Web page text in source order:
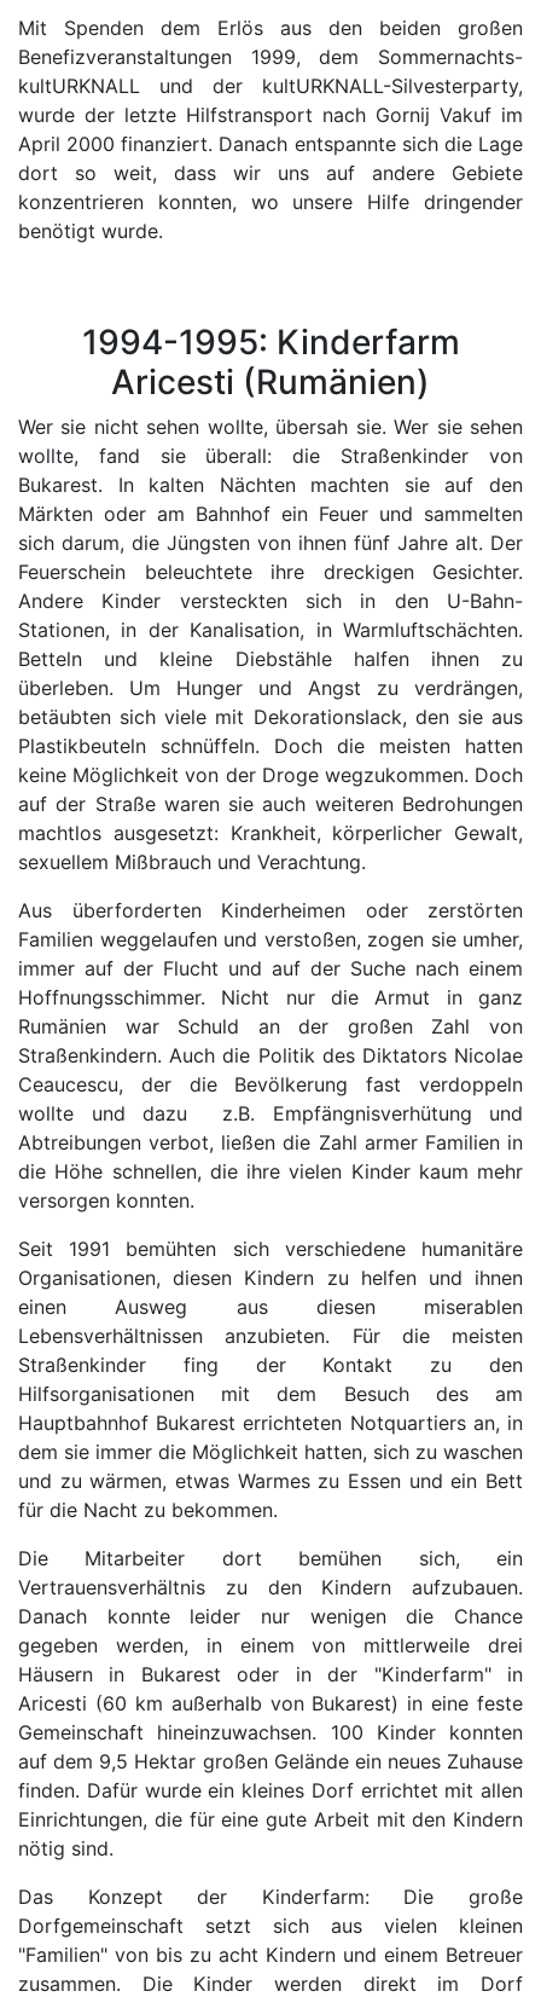
Mit Spenden dem Erlös aus den beiden großen
Benefizveranstaltungen 1999, dem Sommernachts-
kultURKNALL und der kultURKNALL-Silvesterparty,
wurde der letzte Hilfstransport nach Gornij Vakuf im
April 2000 finanziert. Danach entspannte sich die Lage
dort so weit, dass wir uns auf andere Gebiete
konzentrieren konnten, wo unsere Hilfe dringender
benötigt wurde.
1994-1995: Kinderfarm
Aricesti (Rumänien)
Wer sie nicht sehen wollte, übersah sie. Wer sie sehen
wollte, fand sie überall: die Straßenkinder von
Bukarest. In kalten Nächten machten sie auf den
Märkten oder am Bahnhof ein Feuer und sammelten
sich darum, die Jüngsten von ihnen fünf Jahre alt. Der
Feuerschein beleuchtete ihre dreckigen Gesichter.
Andere Kinder versteckten sich in den U-Bahn-
Stationen, in der Kanalisation, in Warmluftschächten.
Betteln und kleine Diebstähle halfen ihnen zu
überleben. Um Hunger und Angst zu verdrängen,
betäubten sich viele mit Dekorationslack, den sie aus
Plastikbeuteln schnüffeln. Doch die meisten hatten
keine Möglichkeit von der Droge wegzukommen. Doch
auf der Straße waren sie auch weiteren Bedrohungen
machtlos ausgesetzt: Krankheit, körperlicher Gewalt,
sexuellem Mißbrauch und Verachtung.
Aus überforderten Kinderheimen oder zerstörten
Familien weggelaufen und verstoßen, zogen sie umher,
immer auf der Flucht und auf der Suche nach einem
Hoffnungsschimmer. Nicht nur die Armut in ganz
Rumänien war Schuld an der großen Zahl von
Straßenkindern. Auch die Politik des Diktators Nicolae
Ceaucescu, der die Bevölkerung fast verdoppeln
wollte und dazu z.B. Empfängnisverhütung und
Abtreibungen verbot, ließen die Zahl armer Familien in
die Höhe schnellen, die ihre vielen Kinder kaum mehr
versorgen konnten.
Seit 1991 bemühten sich verschiedene humanitäre
Organisationen, diesen Kindern zu helfen und ihnen
einen Ausweg aus diesen miserablen
Lebensverhältnissen anzubieten. Für die meisten
Straßenkinder fing der Kontakt zu den
Hilfsorganisationen mit dem Besuch des am
Hauptbahnhof Bukarest errichteten Notquartiers an, in
dem sie immer die Möglichkeit hatten, sich zu waschen
und zu wärmen, etwas Warmes zu Essen und ein Bett
für die Nacht zu bekommen.
Die Mitarbeiter dort bemühen sich, ein
Vertrauensverhältnis zu den Kindern aufzubauen.
Danach konnte leider nur wenigen die Chance
gegeben werden, in einem von mittlerweile drei
Häusern in Bukarest oder in der "Kinderfarm" in
Aricesti (60 km außerhalb von Bukarest) in eine feste
Gemeinschaft hineinzuwachsen. 100 Kinder konnten
auf dem 9,5 Hektar großen Gelände ein neues Zuhause
finden. Dafür wurde ein kleines Dorf errichtet mit allen
Einrichtungen, die für eine gute Arbeit mit den Kindern
nötig sind.
Das Konzept der Kinderfarm: Die große
Dorfgemeinschaft setzt sich aus vielen kleinen
"Familien" von bis zu acht Kindern und einem Betreuer
zusammen. Die Kinder werden direkt im Dorf